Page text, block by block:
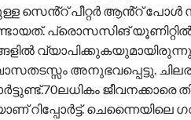
സെൻ്റ് പീറ്റർ ആൻ്റ്
പ്രൊസസിങ്
അനുഭവപ്പെട്ടു.
റിപ്പോർട്ട്. ചെന്നൈയിലെ